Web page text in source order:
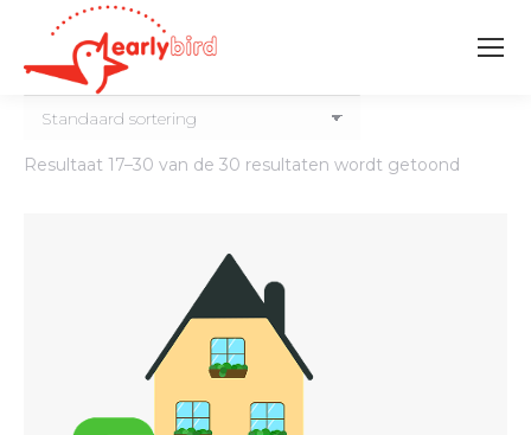
Resultaat 17–30 van de 30 resultaten wordt getoond